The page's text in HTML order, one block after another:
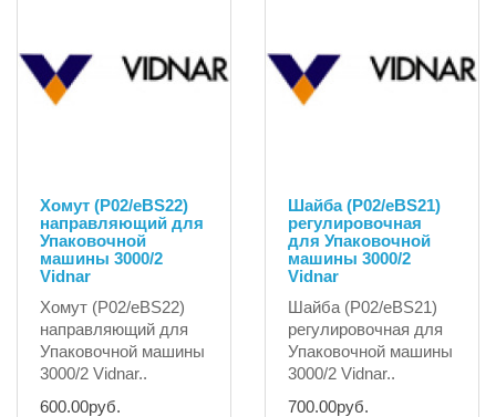
Хомут (P02/eBS22)
направляющий для
Упаковочной
машины 3000/2
Vidnar
Хомут (P02/eBS22)
направляющий для
Упаковочной машины
3000/2 Vidnar..
600.00руб.
Шайба (P02/eBS21)
регулировочная
для Упаковочной
машины 3000/2
Vidnar
Шайба (P02/eBS21)
регулировочная для
Упаковочной машины
3000/2 Vidnar..
700.00руб.